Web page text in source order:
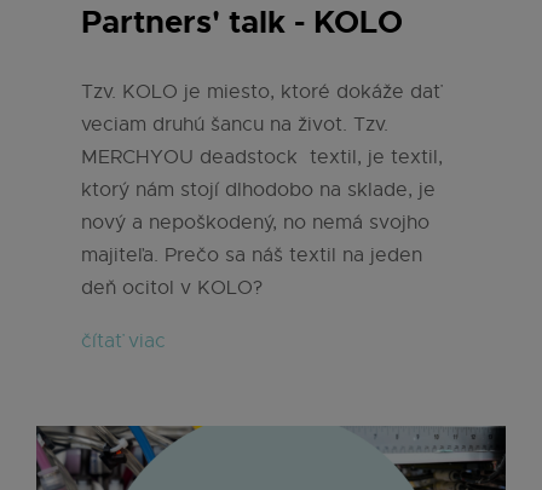
Partners' talk - KOLO
Tzv. KOLO je miesto, ktoré dokáže dať
veciam druhú šancu na život. Tzv.
MERCHYOU deadstock textil, je textil,
ktorý nám stojí dlhodobo na sklade, je
nový a nepoškodený, no nemá svojho
majiteľa. Prečo sa náš textil na jeden
deň ocitol v KOLO?
čítať viac